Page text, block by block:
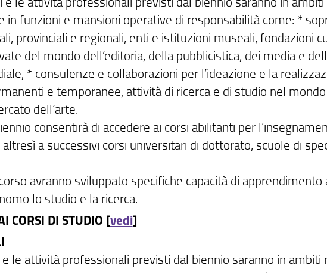
in funzioni e mansioni operative di responsabilità come: *
provinciali e regionali, enti e istituzioni museali, fondazioni
del mondo dell’editoria, della pubblicistica, dei media e
* consulenze e collaborazioni per l’ideazione e la
e temporanee, attività di ricerca e di studio nel mondo
dell’arte.
consentirà di accedere ai corsi abilitanti per
a successivi corsi universitari di dottorato, scuole di
avranno sviluppato specifiche capacità di apprendimento
lo studio e la ricerca.
CORSI DI STUDIO [vedi]
le attività professionali previsti dal biennio saranno in ambiti